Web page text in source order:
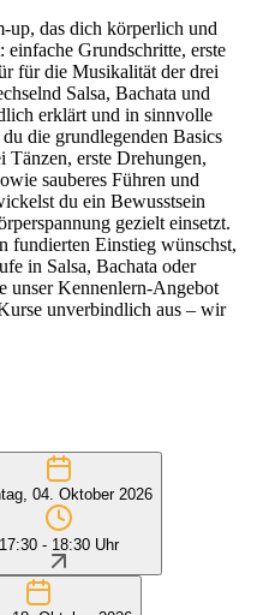
up, das dich körperlich und
Grundschritte, erste
für die Musikalität der drei
Salsa, Bachata und
erklärt und in sinnvolle
die grundlegenden Basics
erste Drehungen,
sauberes Führen und
du ein Bewusstsein
gezielt einsetzt.
fundierten Einstieg wünschst,
in Salsa, Bachata oder
unser Kennenlern-Angebot
unverbindlich aus – wir
04. Oktober 2026
17:30 - 18:30 Uhr